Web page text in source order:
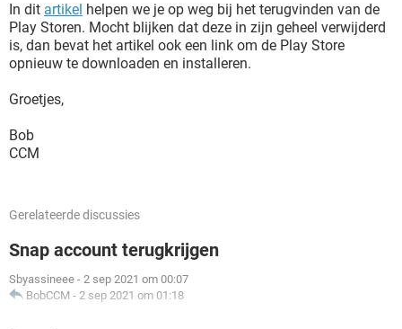
In dit artikel helpen we je op weg bij het terugvinden van de
Play Storen. Mocht blijken dat deze in zijn geheel verwijderd
is, dan bevat het artikel ook een link om de Play Store
opnieuw te downloaden en installeren.
Groetjes,
Bob
CCM
Gerelateerde discussies
Snap account terugkrijgen
Sbyassineee - 2 sep 2021 om 00:07
BobCCM - 2 sep 2021 om 01:18